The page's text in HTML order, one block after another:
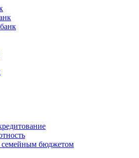
семейным бюджетом